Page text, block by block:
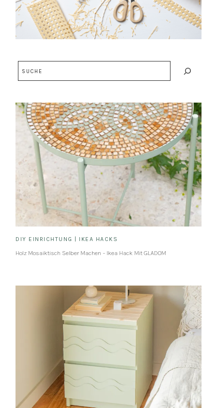
DIY EINRICHTUNG IKEA HACKS
Holz Mosaiktisch Selber Machen – Ikea Hack Mit GLADOM